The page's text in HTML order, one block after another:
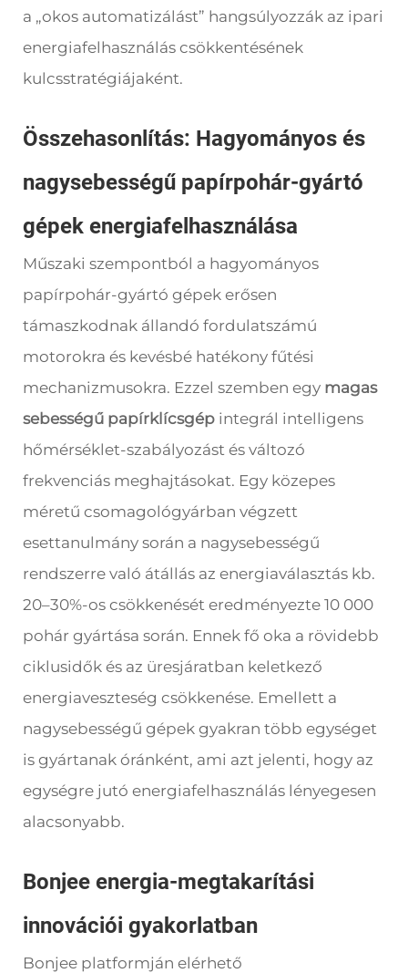
a „okos automatizálást” hangsúlyozzák az ipari
energiafelhasználás csökkentésének
kulcsstratégiájaként.
Összehasonlítás: Hagyományos és
nagysebességű papírpohár-gyártó
gépek energiafelhasználása
Műszaki szempontból a hagyományos
papírpohár-gyártó gépek erősen
támaszkodnak állandó fordulatszámú
motorokra és kevésbé hatékony fűtési
mechanizmusokra. Ezzel szemben egy magas
sebességű papírklícsgép integrál intelligens
hőmérséklet-szabályozást és változó
frekvenciás meghajtásokat. Egy közepes
méretű csomagológyárban végzett
esettanulmány során a nagysebességű
rendszerre való átállás az energiaválasztás kb.
20–30%-os csökkenését eredményezte 10 000
pohár gyártása során. Ennek fő oka a rövidebb
ciklusidők és az üresjáratban keletkező
energiaveszteség csökkenése. Emellett a
nagysebességű gépek gyakran több egységet
is gyártanak óránként, ami azt jelenti, hogy az
egységre jutó energiafelhasználás lényegesen
alacsonyabb.
Bonjee energia-megtakarítási
innovációi gyakorlatban
Bonjee platformján elérhető